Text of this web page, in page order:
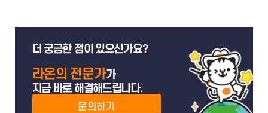
더 궁금한 점이 있으신가요?
라온의 전문가가
지금 바로 해결해드립니다.
문의하기